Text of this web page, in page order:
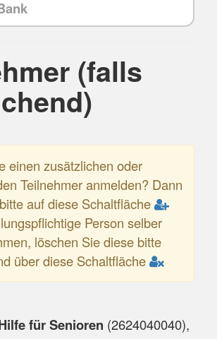
(falls
einen zusätzlichen oder
Teilnehmer anmelden? Dann
auf diese Schaltfläche
Person selber
löschen Sie diese bitte
über diese Schaltfläche
für Senioren (2624040040),